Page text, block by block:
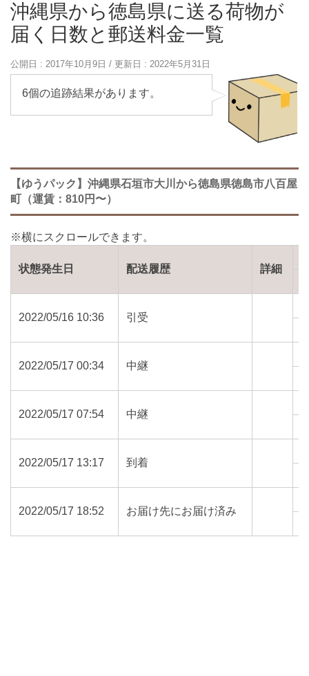
沖縄県から徳島県に送る荷物が
届く日数と郵送料金一覧
公開日 : 2017年10月9日 / 更新日 : 2022年5月31日
6個の追跡結果があります。
【ゆうパック】沖縄県石垣市大川から徳島県徳島市八百屋
町（運賃：810円〜）
状態発生日 配送履歴 詳細
2022/05/16 10:36 引受
2022/05/17 00:34 中継
2022/05/17 07:54 中継
2022/05/17 13:17 到着
2022/05/17 18:52 お届け先にお届け済み